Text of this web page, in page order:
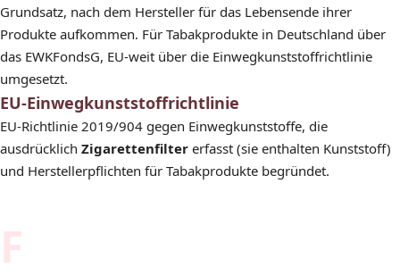
Grundsatz, nach dem Hersteller für das Lebensende ihrer
Produkte aufkommen. Für Tabakprodukte in Deutschland über
das EWKFondsG, EU-weit über die Einwegkunststoffrichtlinie
umgesetzt.
EU-Einwegkunststoffrichtlinie
EU-Richtlinie 2019/904 gegen Einwegkunststoffe, die
ausdrücklich Zigarettenfilter erfasst (sie enthalten Kunststoff)
und Herstellerpflichten für Tabakprodukte begründet.
F